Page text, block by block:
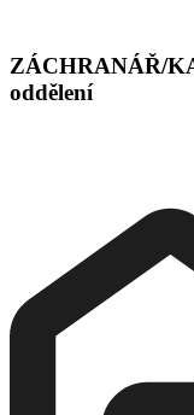
ZÁCHRANÁŘ/
oddělení